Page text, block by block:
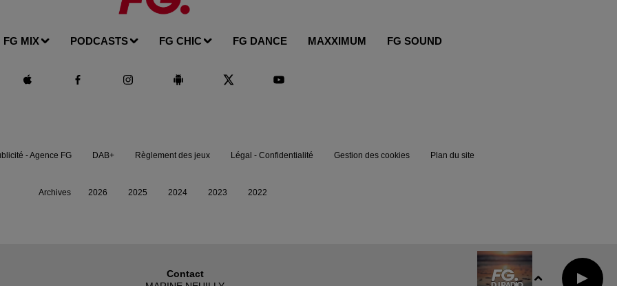
FG MIX PODCASTS FG CHIC FG DANCE MAXXIMUM FG SOUND
Contact
- Agence FG DAB+ Règlement des jeux Légal - Confidentialité Gestion des cookies Plan du site
Archives 2026 2025 2024 2023 2022